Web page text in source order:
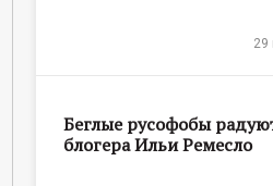
29
Беглые русофобы
блогера Ильи Ремесло